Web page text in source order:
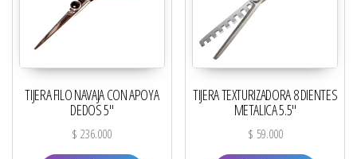
TIJERA FILO NAVAJA CON APOYA
DEDOS 5″
$ 236.000
TIJERA TEXTURIZADORA 8 DIENTES
METALICA 5.5″
$ 59.000